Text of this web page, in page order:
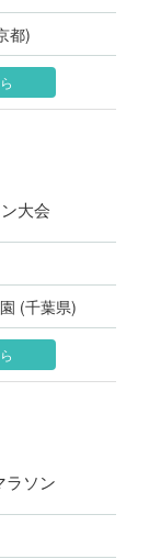
都)
大会
(千葉県)
ラソン